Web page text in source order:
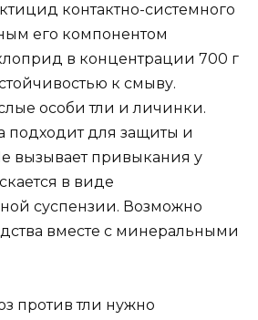
контактно-системного
его компонентом
в концентрации 700 г
к смыву.
особи тли и личинки.
подходит для защиты и
вызывает привыкания у
в виде
суспензии. Возможно
вместе с минеральными
против тли нужно